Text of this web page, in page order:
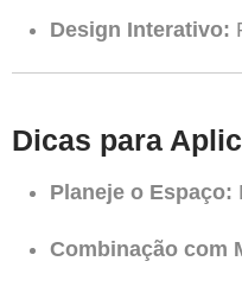
Design Interativo:
Dicas para
Planeje o Espaço:
Combinação com